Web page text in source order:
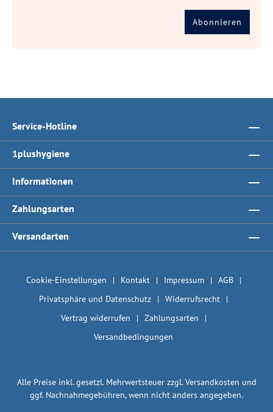
Abonnieren
Service-Hotline
1plushygiene
Informationen
Zahlungsarten
Versandarten
Cookie-Einstellungen Kontakt Impressum
AGB
Privatsphäre und Datenschutz
Widerrufsrecht
Vertrag widerrufen
Zahlungsarten
Versandbedingungen
Alle Preise inkl. gesetzl. Mehrwertsteuer zzgl.Versandkosten und
ggf. Nachnahmegebühren, wenn nicht anders angegeben.